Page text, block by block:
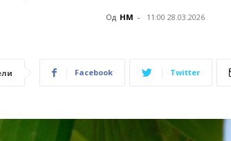
Од НМ - 11:00 28.03.2026
Facebook Twitter